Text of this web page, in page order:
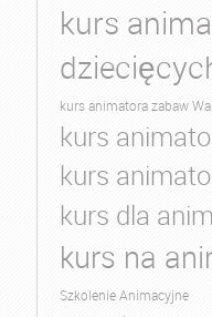
kurs
kurs animatora zabaw
kurs
kurs
kurs dla
kurs na
Szkolenie Animacyjne